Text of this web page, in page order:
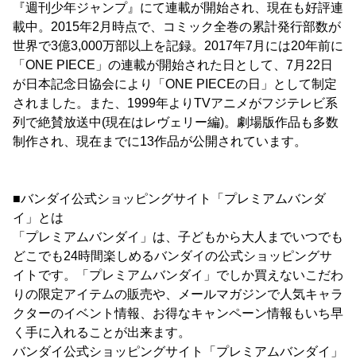
『週刊少年ジャンプ』にて連載が開始され、現在も好評連
載中。2015年2月時点で、コミック全巻の累計発行部数が
世界で3億3,000万部以上を記録。2017年7月には20年前に
「ONE PIECE」の連載が開始された日として、7月22日
が日本記念日協会により「ONE PIECEの日」として制定
されました。また、1999年よりTVアニメがフジテレビ系
列で絶賛放送中(現在はレヴェリー編)。劇場版作品も多数
制作され、現在までに13作品が公開されています。
■バンダイ公式ショッピングサイト「プレミアムバンダ
イ」とは
「プレミアムバンダイ」は、子どもから大人までいつでも
どこでも24時間楽しめるバンダイの公式ショッピングサ
イトです。「プレミアムバンダイ」でしか買えないこだわ
りの限定アイテムの販売や、メールマガジンで人気キャラ
クターのイベント情報、お得なキャンペーン情報もいち早
く手に入れることが出来ます。
バンダイ公式ショッピングサイト「プレミアムバンダイ」